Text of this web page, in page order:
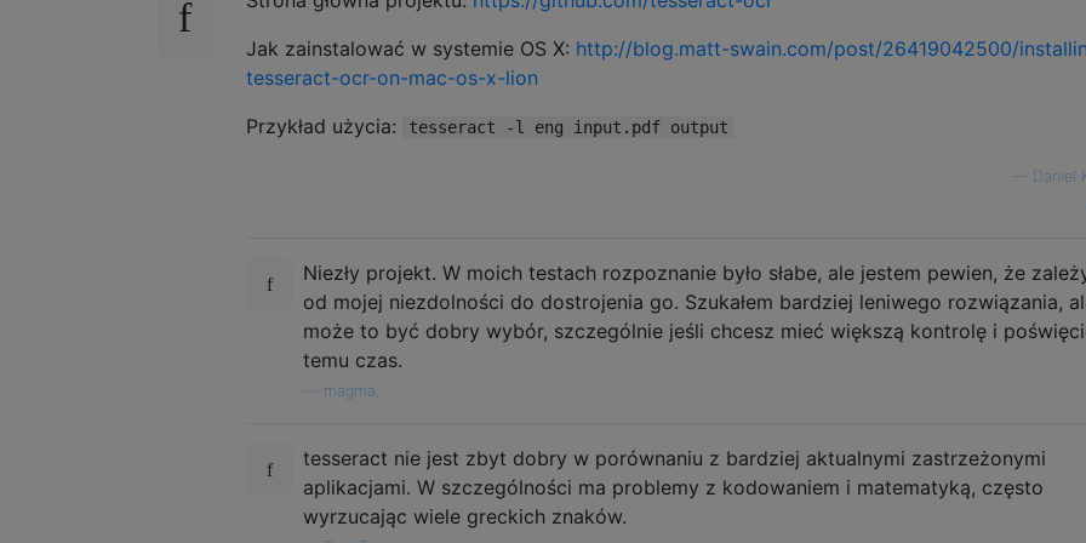
Jak zainstalować w systemie OS X: http://blog.matt-swain.com/post/26419042500/
tesseract-ocr-on-mac-os-x-lion
Przykład użycia:
tesseract -l eng input.pdf output
Daniel
Niezły projekt. W moich testach rozpoznanie było słabe, ale jestem pewien, że
od mojej niezdolności do dostrojenia go. Szukałem bardziej leniwego rozwiązania,
może to być dobry wybór, szczególnie jeśli chcesz mieć większą kontrolę i
temu czas.
magma,
tesseract nie jest zbyt dobry w porównaniu z bardziej aktualnymi zastrzeżonymi
aplikacjami. W szczególności ma problemy z kodowaniem i matematyką, często
wyrzucając wiele greckich znaków.